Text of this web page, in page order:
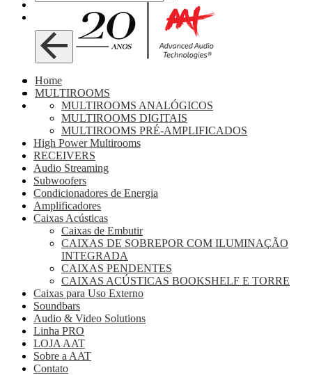
Home
MULTIROOMS
MULTIROOMS ANALÓGICOS
MULTIROOMS DIGITAIS
MULTIROOMS PRÉ-AMPLIFICADOS
High Power Multirooms
RECEIVERS
Audio Streaming
Subwoofers
Condicionadores de Energia
Amplificadores
Caixas Acústicas
Caixas de Embutir
CAIXAS DE SOBREPOR COM ILUMINAÇÃO
INTEGRADA
CAIXAS PENDENTES
CAIXAS ACÚSTICAS BOOKSHELF E TORRE
Caixas para Uso Externo
Soundbars
Audio & Video Solutions
Linha PRO
LOJA AAT
Sobre a AAT
Contato